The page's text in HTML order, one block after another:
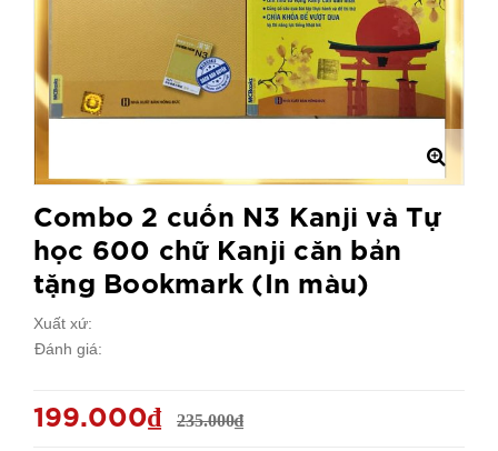
Combo 2 cuốn N3 Kanji và Tự
học 600 chữ Kanji căn bản
tặng Bookmark (In màu)
Xuất xứ:
Đánh giá:
199.000₫ 235.000₫